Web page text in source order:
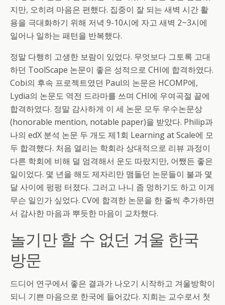
지만, 오히려 마음은 편했다. 집중이 잘 되는 새벽 시간 활
용을 극대화하기 위해 저녁 9-10시에 자고 새벽 2~3시에
일어나 일하는 패턴을 반복했다.
정말 다행히 고생한 보람이 있었다. 무엇보다 그토록 고대
하던 ToolScape 논문이 좋은 성적으로 CHI에 합격하였다.
Cobi의 후속 프로젝트였던 Paul의 논문은 HCOMP에,
Lydia의 논문도 역전 드라마를 쓰며 CHI에 우여곡절 끝에
합격하였다. 정말 감사하게 이 세 논문 모두 우수논문상
(honorable mention, notable paper)을 받았다. Philip과
나의 edX 분석 논문 두 개도 제1회 Learning at Scale에 모
두 합격했다. 처음 열리는 학회라 상대적으로 리뷰 과정이
다른 학회에 비해 덜 엄격해서 운도 따랐지만, 어쨌든 좋은
일이었다. 몇 년을 해도 제자리만 맴돌던 논문들이 불과 몇
달 사이에 펑펑 터졌다. 그러고 나니 좀 멍하기도 하고 이게
무슨 일인가 싶었다. CV에 합격한 논문을 한 줄씩 추가하면
서 감사한 마음과 뿌듯한 마음이 교차했다.
놀기만 할 수 없던 겨울 한국
방문
드디어 연구에서 좋은 결과가 나오기 시작하고 겨울방학이
되니 기쁜 마음으로 한국에 들어갔다. 지희는 교수로서 첫